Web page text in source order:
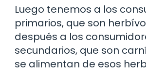
Luego tenemos a los
primarios, que son
después a los
secundarios, que son
se alimentan de esos